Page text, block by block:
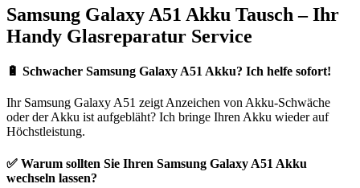
Samsung Galaxy A51 Akku Tausch – Ihr
Handy Glasreparatur Service
🔋 Schwacher Samsung Galaxy A51 Akku? Ich helfe sofort!
Ihr Samsung Galaxy A51 zeigt Anzeichen von Akku-Schwäche
oder der Akku ist aufgebläht? Ich bringe Ihren Akku wieder auf
Höchstleistung.
✅ Warum sollten Sie Ihren Samsung Galaxy A51 Akku
wechseln lassen?